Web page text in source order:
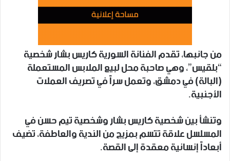
من جانبها، تقدم الفنانة السورية كاريس بشار شخصية
“بلقيس”، وهي صاحبة محل لبيع الملابس المستعملة
(البالة) في دمشق، وتعمل سراً في تصريف العملات
الأجنبية.
وتنشأ بين شخصية كاريس بشار وشخصية تيم حسن في
المسلسل علاقة تتسم بمزيج من الندية والعاطفة، تضيف
أبعاداً إنسانية معقدة إلى القصة.